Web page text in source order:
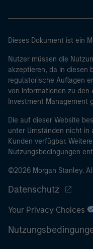
eine Bilanzsumme
Eigenmittel von 2 Mio.
handelt; oder (c) eine
Regierung,
Schuldenverwaltung
supranationaler
IWF, die EZB, die EIB
internationale
handeln.
professionellen
Regulierungsbehörde
dem aus auf die
Dieses Dokument ist ein
Nutzer müssen die
akzeptieren, da in diesen
regulatorische Auflagen
von Informationen zu den
Investment Management
Die auf dieser Website
unter Umständen nicht
Kunden verfügbar.
Nutzungsbedingungen
©2026 Morgan Stanley.
Datenschutz
Your Privacy Choices